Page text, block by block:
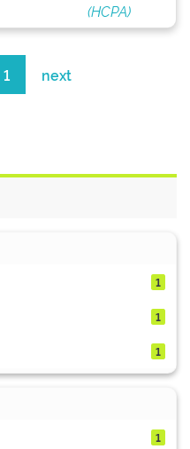
(HCPA)
1 next
1
1
1
1